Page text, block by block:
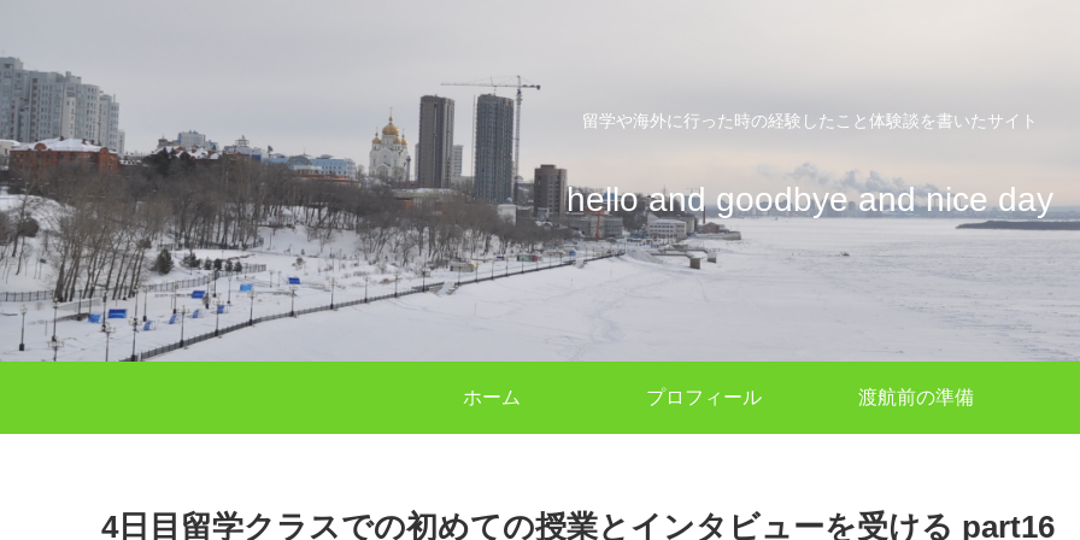
留学や海外に行った時の経験したこと体験談を書いたサイト
hello and goodbye and nice day
ホーム プロフィール 渡航前の準備
4日目留学クラスでの初めての授業とインタビューを受ける part16